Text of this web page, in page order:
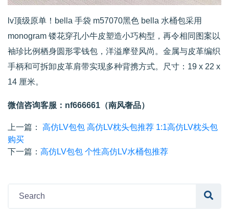
lv顶级原单！bella 手袋 m57070黑色 bella 水桶包采用
monogram 镂花穿孔小牛皮塑造小巧构型，再令相同图案以
袖珍比例栖身圆形零钱包，洋溢摩登风尚。金属与皮革编织
手柄和可拆卸皮革肩带实现多种背携方式。尺寸：19 x 22 x
14 厘米。
微信咨询客服：nf666661（南风奢品）
上一篇： 高仿LV包包 高仿LV枕头包推荐 1:1高仿LV枕头包
购买
下一篇： 高仿LV包包 个性高仿LV水桶包推荐